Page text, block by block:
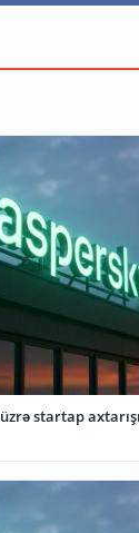
startap